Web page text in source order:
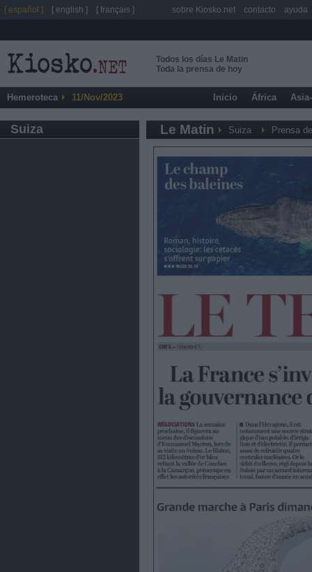
Todos los días Le Matin
Toda la prensa de hoy
Hemeroteca 11/Nov/2023 Inicio África
Suiza Le Matin Suiza Prensa
[ español ] [ english ] [ français ] sobre Kiosko.net contacto ayuda